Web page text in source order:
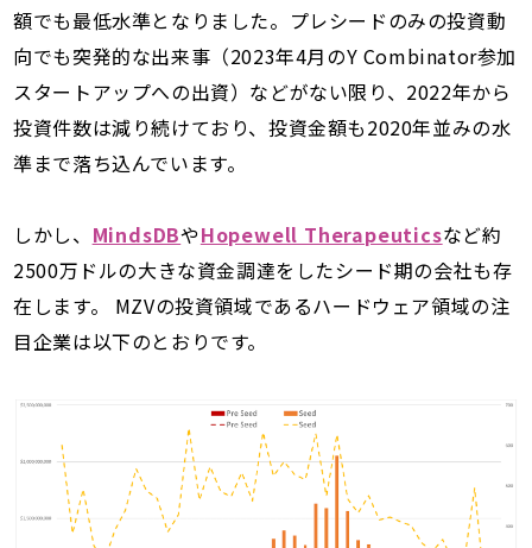
額でも最低水準となりました。プレシードのみの投資動
向でも突発的な出来事（2023年4月のY Combinator参加
スタートアップへの出資）などがない限り、2022年から
投資件数は減り続けており、投資金額も2020年並みの水
準まで落ち込んでいます。
しかし、 MindsDBやHopewell Therapeuticsなど約
2500万ドルの大きな資金調達をしたシード期の会社も存
在します。 MZVの投資領域であるハードウェア領域の注
目企業は以下のとおりです。